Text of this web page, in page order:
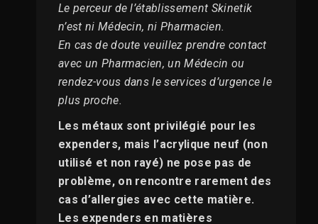
Le perceur de l’établissement Skinetik
n’est ni Médecin, ni Pharmacien.
En cas de doute veuillez prendre contact
avec un Pharmacien, un Médecin ou
rendez-vous dans le services d’urgence le
plus proche.
Les métaux sont privilégié pour les
expenders, mais l’acrylique neuf (non
utilisé et non rayé) ne pose pas de
problème, on rencontre rarement des
cas d’allergies avec cette matière.
Les expenders en matières